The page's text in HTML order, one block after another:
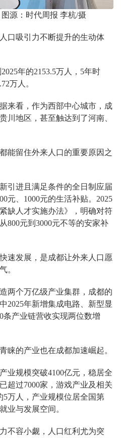
源：时代周报 李杭/摄
口吸引力不断提升的生动体
年的2153.5万人，5年时
万人。
来看，作为西部中心城市，成
川地区，甚至触达到了河南、
能留住外来人口的重要原因之
引进且满足条件的全日制应届
元、1000元的生活补贴。2025
缺人才实施办法》，明确对符
800元到3000元不等的安家补
速发展，是成都让外来人口愿
。
两个万亿级产业集群，成都的
2025年新增集成电路、新型显
条产业链营收实现两位数增
睐的产业也在成都加速崛起。
业规模突破4100亿元，稳居全
超过7000家，游戏产业及相关
5万人，产业规模位居全国第
业与发展空间。
不容小觑，人口红利尤为突